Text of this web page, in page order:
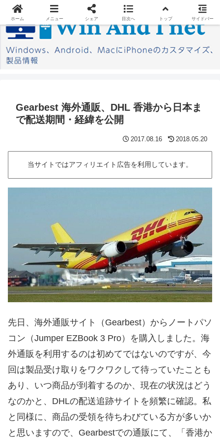
Gearbest 海外通販、DHL 香港から日本ま
で配送期間・経緯を公開
2017.08.16 2018.05.20
当サイトではアフィリエイト広告を利用しています。
先日、海外通販サイト（Gearbest）からノートパソ
コン（Jumper EZBook 3 Pro）を購入しました。海
外通販を利用するのは初めてではないのですが、今
回は製品受け取りをワクワクして待っていたことも
あり、いつ商品が到着するのか、現在の状況はどう
なのかと、DHLの配送追跡サイトを頻繁に確認。私
と同様に、商品の受領を待ちわびている方が多いか
と思いますので、Gearbestでの通販にて、「香港か
ホーム メニュー シェア 目次へ トップ サイドバー